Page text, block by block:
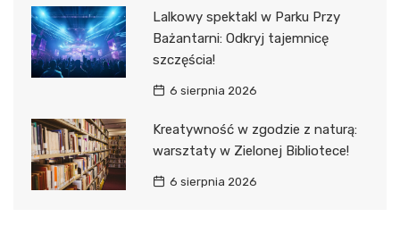
Lalkowy spektakl w Parku Przy
Bażantarni: Odkryj tajemnicę
szczęścia!
6 sierpnia 2026
Kreatywność w zgodzie z naturą:
warsztaty w Zielonej Bibliotece!
6 sierpnia 2026